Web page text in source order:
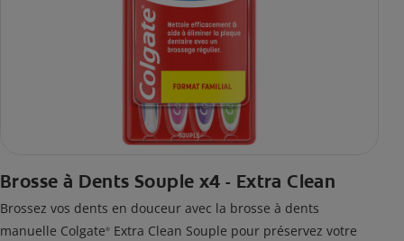
Brosse à Dents Souple x4 - Extra Clean
Brossez vos dents en douceur avec la brosse à dents
manuelle Colgate® Extra Clean Souple pour préservez votre